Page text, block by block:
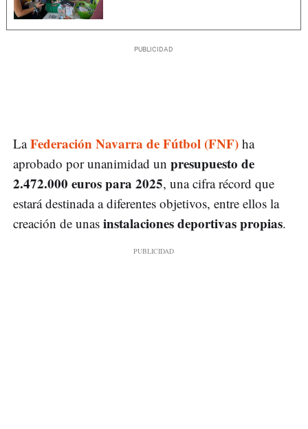
LaFederación Navarra de Fútbol (FNF) ha
aprobado por unanimidad un presupuesto de
2.472.000 euros para 2025, una cifra récord que
estará destinada a diferentes objetivos, entre ellos la
creación de unas instalaciones deportivas propias.